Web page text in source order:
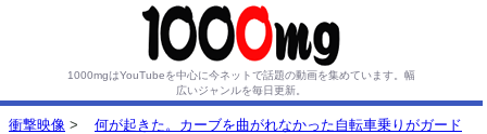
1000mgはYouTubeを中心に今ネットで話題の動画を集めています。 幅
広いジャンルを毎日更新。
衝撃映像 >
何が起きた。カーブを曲がれなかった自転車乗りがガード